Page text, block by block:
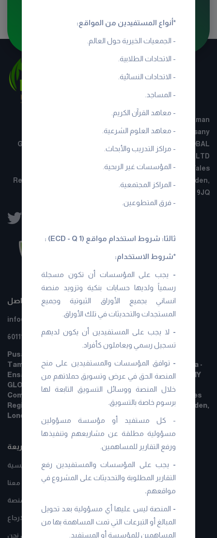
*أنواع المستفيدين من المواقع:
- الجمعيات الخيرية حول العالم.
- الاتحادات الطلابية.
- الاتحادات النسائية.
- المساجد.
- معاهد القرآن الكريم.
- معاهد العلوم الشرعية.
- مراكز التدريب والأبحاث.
- المؤسسات غير الربحية.
- المراكز المجتمعية.
- فرق المتطوعين.
ثالثا: شروط استخدام مواقع (ECD - Q 1) :
*شروط الاستخدام:
- يجب على المؤسسات أن تكون مسجلة
رسمياً ولديها حسابات بنكية وتزويد منصة
انساني بجميع الأوراق الثبوتية وجميع
المستجدات والتحديثات في تلك الأوراق.
- لا يجب على المستفيدين أن يكون لديهم
تسجيل رسمي ويعاملون كأفراد.
- توافق المؤسسات والمستفيدين على منح
المنصة الحق في عرض وتسويق حملاتهم من
خلال المنصة ووسائل التسويق التابعة لها
برسوم خاصة بالتسويق.
- كل مستفيد أو مؤسسة مسؤولين
مسؤولية مطلقة عن مشاريعهم وتنفيذها
ورفع التقارير للمساهمين.
- يجب على المؤسسات والمستفيدين رفع
التقارير المطلوبة والتحديثات على المشروع في
مواقعهم.
- المنصة ليس عليها أي مسؤولية بعد تحويل
المبالغ أو التبرعات التي تمت المساهمة بها من
المساهمين للمؤسسة أو المستفيد.
التسجيل عن طريق الاتصال بنا
Pusat Komersial, STARPAC POINT E-03-06, Jalan Taman
Ibukota, Setapak, 53300 Kuala Lumpur Malaysia - Ensany
Global Berhad 201701025219 (1239385-W)ENSANY GLOBAL
BERHARD LTD
Company No: 16815666 Registered in England and Wales
Registered address: 71-75 Shelton Street, Covent Garden,
London, WC2H 9JQ
معلومات التواصل
info@ensany.com
+601111111084
Pusat Komersial, STARPAC POINT E-03-06, Jalan
Taman Ibukota, Setapak, 53300 Kuala Lumpur Malaysia -
Ensany Global Berhad 201701025219 (1239385-W)ENSANY
GLOBAL BERHARD LTD
Company No: 16815666 Registered in England and Wales
Registered address: 71-75 Shelton Street, Covent Garden,
London, WC2H 9JQ
روابط سريعة
الرئيسية
تواصل معنا
افصاح طبيعة عمل المنصة
سياسة الالغاء و الارجاع
من نحن